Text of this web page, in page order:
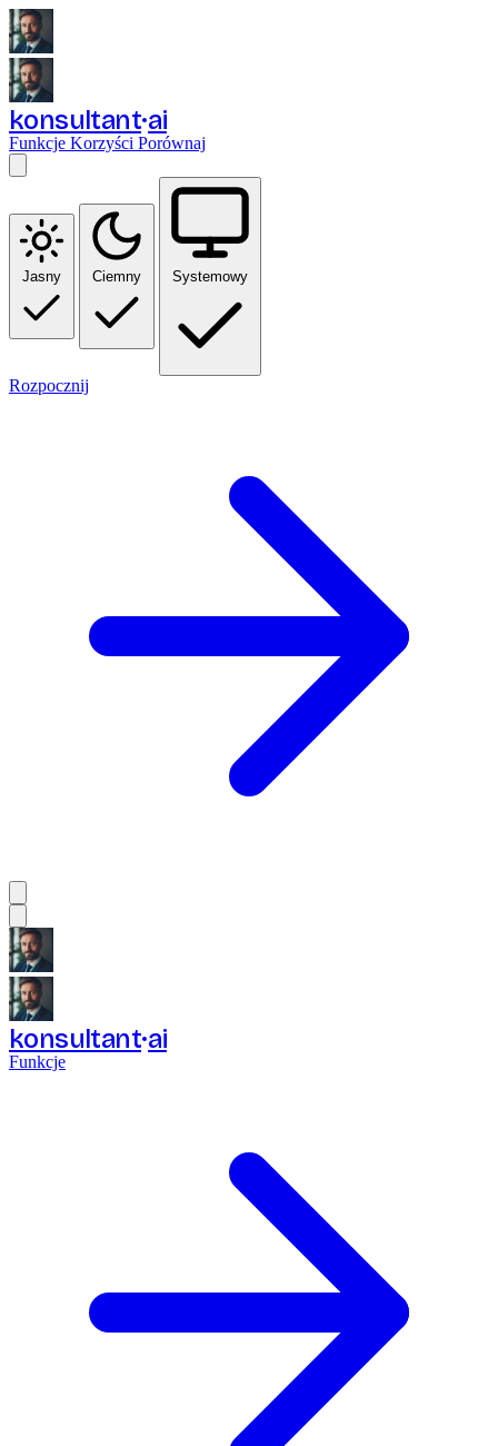
konsultant ai
Funkcje Korzyści Porównaj
Jasny Ciemny Systemowy
Rozpocznij
konsultant ai
Funkcje